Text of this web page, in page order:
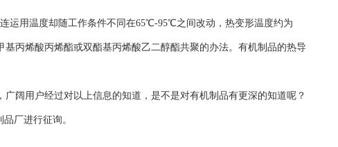
运用温度却随工作条件不同在65℃-95℃之间改动，热变形温度约为
丙烯酸丙烯酯或双酯基丙烯酸乙二醇酯共聚的办法。有机制品的热导
阔用户经过对以上信息的知道，是不是对有机制品有更深的知道呢？
厂进行征询。